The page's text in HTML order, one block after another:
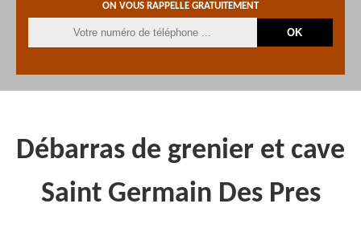
ON VOUS RAPPELLE GRATUITEMENT
Débarras de grenier et cave
Saint Germain Des Pres